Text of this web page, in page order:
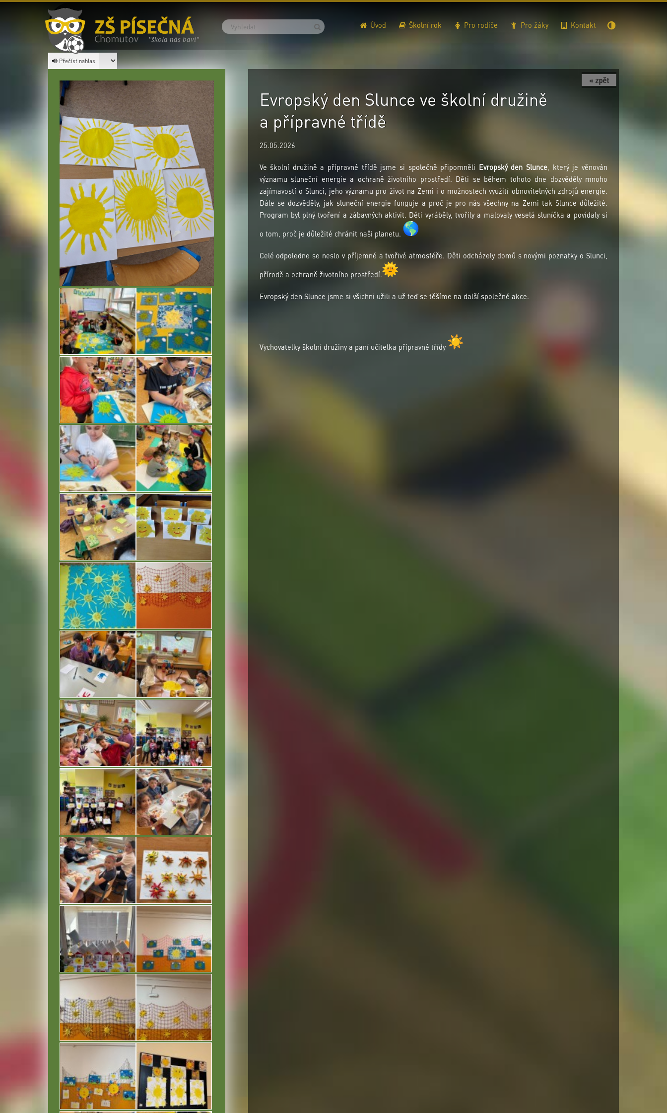
Úvod Školní rok Pro rodiče Pro žáky Kontakt
"škola nás baví"
Přečíst nahlas
« zpět
Evropský den Slunce ve školní družině
a přípravné třídě
25.05.2026
Ve školní družině a přípravné třídě jsme si společně připomněli Evropský den Slunce , který je věnován
významu sluneční energie a ochraně životního prostředí. Děti se během tohoto dne dozvěděly mnoho
zajímavostí o Slunci, jeho významu pro život na Zemi i o možnostech využití obnovitelných zdrojů energie.
Dále se dozvěděly, jak sluneční energie funguje a proč je pro nás všechny na Zemi tak Slunce důležité.
Program byl plný tvoření a zábavných aktivit. Děti vyráběly, tvořily a malovaly veselá sluníčka a povídaly si
o tom, proč je důležité chránit naši planetu.
Celé odpoledne se neslo v příjemné a tvořivé atmosféře. Děti odcházely domů s novými poznatky o Slunci,
přírodě a ochraně životního prostředí.
Evropský den Slunce jsme si všichni užili a už teď se těšíme na další společné akce.
Vychovatelky školní družiny a paní učitelka přípravné třídy